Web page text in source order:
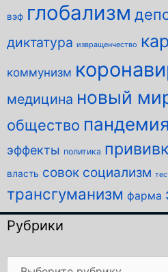
вэф глобализм
диктатура извращенчество
коммунизм
медицина новый
общество пандемия
эффекты политика
власть совок социализм
трансгуманизм фарма
Рубрики
Рубрики